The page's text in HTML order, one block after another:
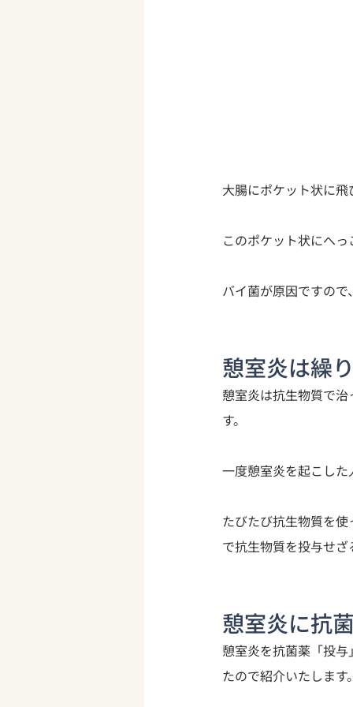
大腸にポケット状に
このポケット状にへ
バイ菌が原因ですの
憩室炎は繰
憩室炎は抗生物質で
す。
一度憩室炎を起こし
たびたび抗生物質を
で抗生物質を投与せ
憩室炎に抗
憩室炎を抗菌薬「投
たので紹介いたします